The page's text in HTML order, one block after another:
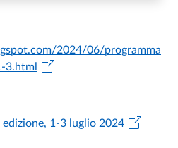
2024/06/programma
3.html
edizione, 1-3 luglio 2024